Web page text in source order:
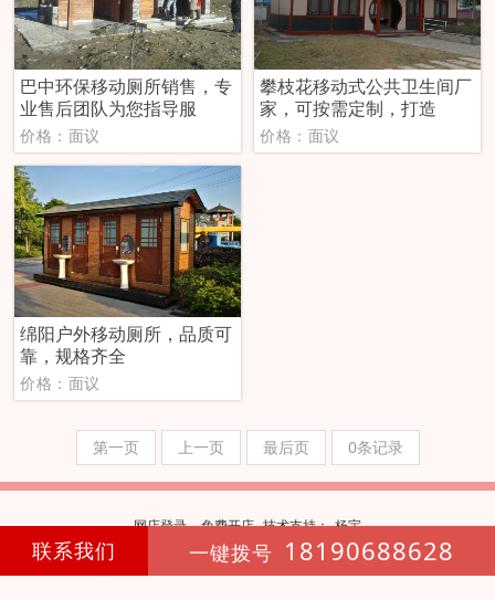
巴中环保移动厕所销售，专
业售后团队为您指导服
价格：面议
攀枝花移动式公共卫生间厂
家，可按需定制，打造
价格：面议
绵阳户外移动厕所，品质可
靠，规格齐全
价格：面议
第一页 上一页 最后页 0条记录
网店登录 免费开店 技术支持： 杨宇
第20年
联系我们 一键拨号 18190688628